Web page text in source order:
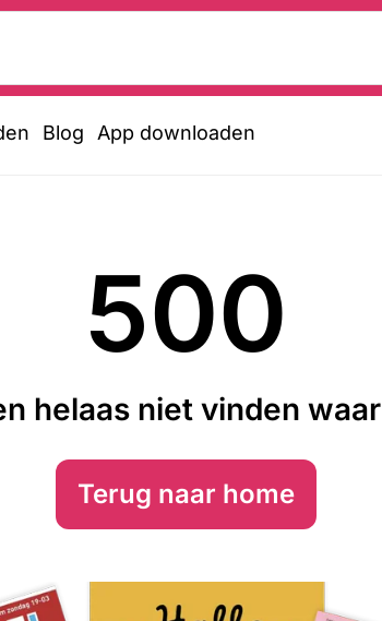
Blog App downloaden
500
helaas niet vinden
Terug naar home